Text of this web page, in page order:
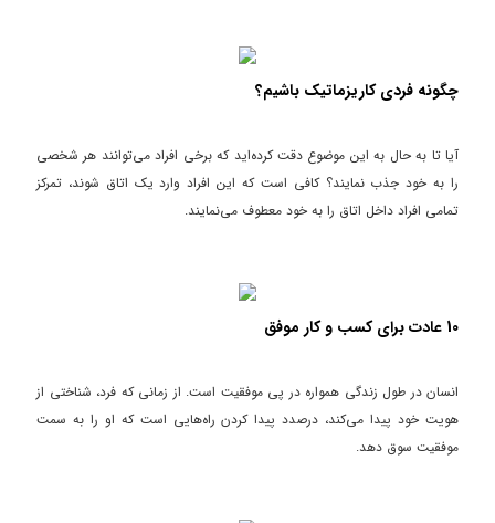
چگونه فردی کاریزماتیک باشیم؟
آیا تا به حال به این موضوع دقت کرده‌اید که برخی افراد می‌توانند هر شخصی
را به خود جذب نمایند؟ کافی است که این افراد وارد یک اتاق شوند، تمرکز
تمامی افراد داخل اتاق را به خود معطوف می‌نمایند.
10 عادت برای کسب و کار موفق
انسان در طول زندگی همواره در پی موفقیت است. از زمانی که فرد، شناختی از
هویت خود پیدا می‌کند، درصدد پیدا کردن راه‌هایی است که او را به سمت
موفقیت سوق دهد.